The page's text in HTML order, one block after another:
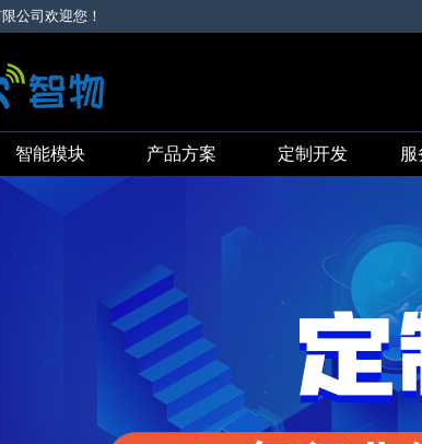
公司欢迎您！
智能模块 产品方案 定制开发